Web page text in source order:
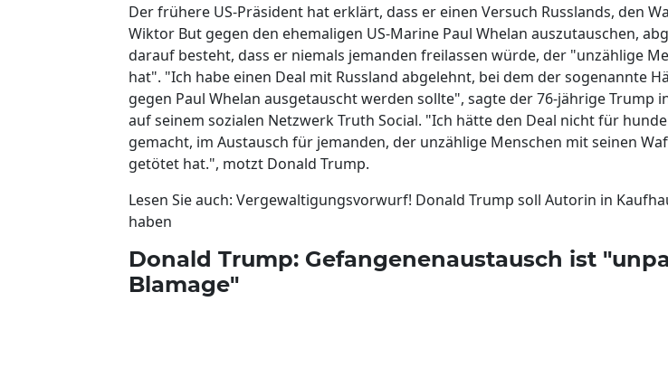
Der frühere US-Präsident hat erklärt, dass er einen Versuch Russlands, den
Wiktor But gegen den ehemaligen US-Marine Paul Whelan auszutauschen,
darauf besteht, dass er niemals jemanden freilassen würde, der "unzählige
hat". "Ich habe einen Deal mit Russland abgelehnt, bei dem der sogenannte
gegen Paul Whelan ausgetauscht werden sollte", sagte der 76-jährige Trump
auf seinem sozialen Netzwerk Truth Social. "Ich hätte den Deal nicht für
gemacht, im Austausch für jemanden, der unzählige Menschen mit seinen
getötet hat.", motzt Donald Trump.
Lesen Sie auch: Vergewaltigungsvorwurf! Donald Trump soll Autorin in
haben
Donald Trump: Gefangenenaustausch ist
Blamage"